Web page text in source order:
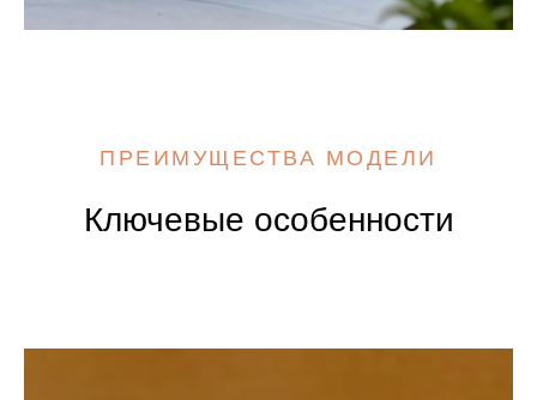
ПРЕИМУЩЕСТВА МОДЕЛИ
Ключевые особенности